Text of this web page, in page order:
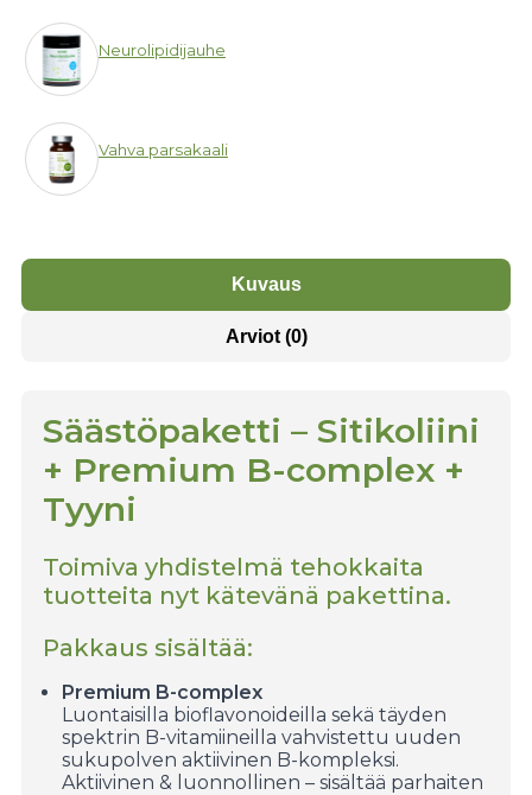
Neurolipidijauhe
Vahva parsakaali
Kuvaus
Arviot (0)
Säästöpaketti – Sitikoliini
+ Premium B-complex +
Tyyni
Toimiva yhdistelmä tehokkaita
tuotteita nyt kätevänä pakettina.
Pakkaus sisältää:
Premium B-complex
Luontaisilla bioflavonoideilla sekä täyden
spektrin B-vitamiineilla vahvistettu uuden
sukupolven aktiivinen B-kompleksi.
Aktiivinen & luonnollinen – sisältää parhaiten